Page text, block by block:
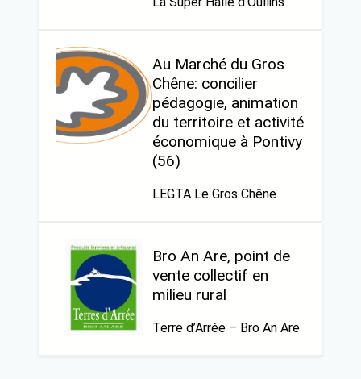
Au Marché du Gros
Chêne: concilier
pédagogie, animation
du territoire et activité
économique à Pontivy
(56)
LEGTA Le Gros Chêne
Bro An Are, point de
vente collectif en
milieu rural
Terre d’Arrée – Bro An Are